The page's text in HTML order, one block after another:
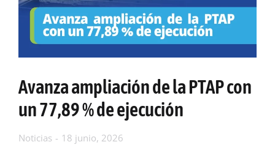
Avanza ampliación de la PTAP con
un 77,89 % de ejecución
Noticias 18 junio, 2026